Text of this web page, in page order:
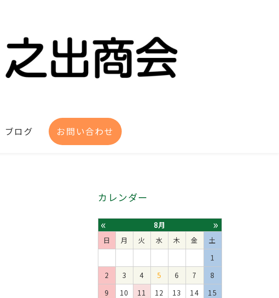
ブログ お問い合わせ
カレンダー
« 8月 »
日 月 火 水 木 金
土
1
2
3 4 5 6 7
8
9
10 11 12 13 14
15